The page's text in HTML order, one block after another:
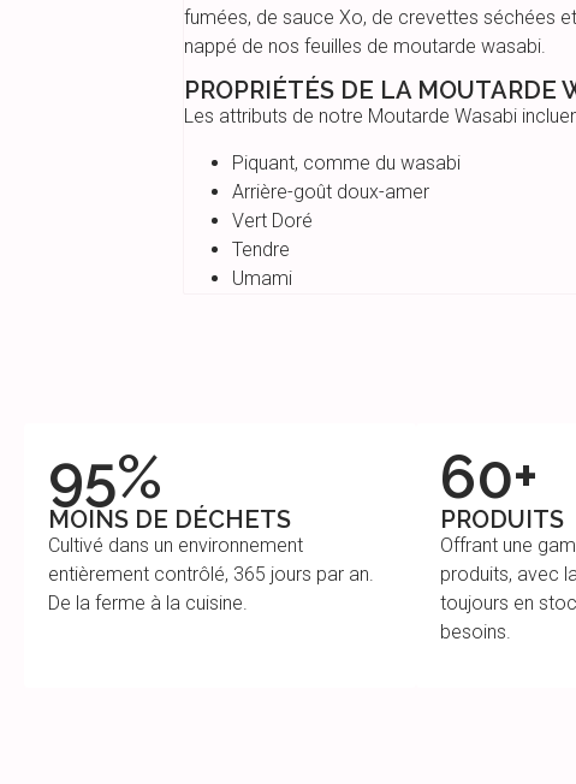
fumées, de sauce Xo, de crevettes séchées
nappé de nos feuilles de moutarde wasabi.
PROPRIÉTÉS DE LA MOUTARDE
Les attributs de notre Moutarde Wasabi
Piquant, comme du wasabi
Arrière-goût doux-amer
Vert Doré
Tendre
Umami
95%
MOINS DE DÉCHETS
Cultivé dans un environnement
entièrement contrôlé, 365 jours par an.
De la ferme à la cuisine.
60+
PRODUITS
Offrant une
produits, avec
toujours en
besoins.